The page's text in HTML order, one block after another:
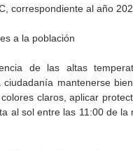
correspondiente al año
a la población
de las altas
ciudadanía mantenerse
claros, aplicar
al sol entre las 11:00 de la